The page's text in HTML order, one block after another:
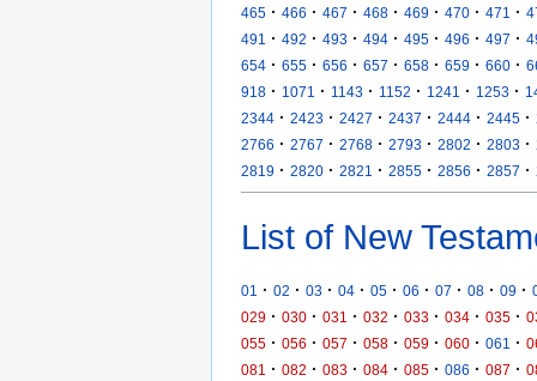
465 · 466 · 467 · 468 · 469 · 470 · 471 ·
491
· 492 · 493 · 494 · 495 · 496 · 497 ·
654 · 655 · 656 · 657 · 658 · 659 · 660 ·
918 · 1071 · 1143 · 1152 · 1241 · 1253 ·
2344 · 2423 · 2427 · 2437 · 2444 · 2445 ·
2766 · 2767 · 2768 · 2793 · 2802 · 2803 ·
2819 · 2820 · 2821 · 2855 · 2856 · 2857 ·
List of New
01 · 02 · 03 · 04 · 05 · 06 · 07 · 08 · 09 ·
029 · 030 · 031 · 032 · 033 · 034 · 035 ·
055 · 056 · 057 · 058 · 059 · 060 · 061 ·
081
· 082 · 083 · 084 · 085 · 086 · 087 ·